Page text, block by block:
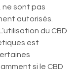
ne sont pas
autorisés.
du CBD
est
si le CBD